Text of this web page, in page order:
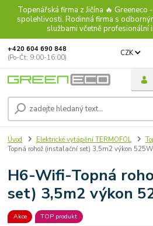
Topenářská firma z Jičína 🔥 Greeneco
spolehlivosti. Rodinná firma s
službami včetně profesionální
CZK
+420 604 690 848
(Po-Čt: 9:00-16:00)
Úvod Elektrické vytápění TERMOFOL
Topná rohož (instalační set) 3,5m2 výkon 525W
H6-Wifi-Topná
set) 3,5m2 výkon
Akce TOP produkt